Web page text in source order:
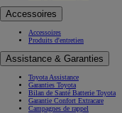
Accessoires
Accessoires
Produits d'entretien
Assistance & Garanties
Toyota Assistance
Garanties Toyota
Bilan de Santé Batterie Toyota
Garantie Confort Extracare
Campagnes de rappel